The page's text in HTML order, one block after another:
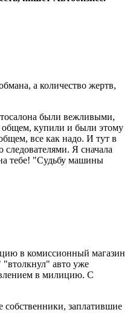
а количество жертв,
были вежливыми,
общем, купили и были этому
все как надо. И тут в
Я сначала
тебе! "Судьбу машины
в комиссионный магазин
"втолкнул" авто уже
в милицию. С
собственники, заплатившие